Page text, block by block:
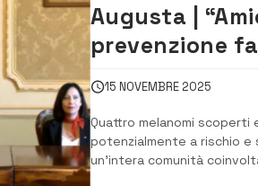
Augusta |
prevenzione
individuati
agli screening
15 NOVEMBRE 2025
Quattro melanomi
potenzialmente a rischio
un’intera comunità